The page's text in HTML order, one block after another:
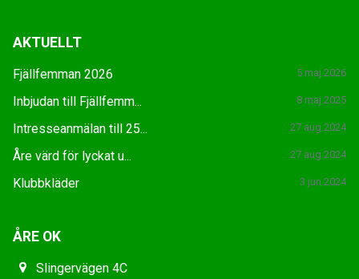
AKTUELLT
Fjällfemman 2026 5 maj 2026
Inbjudan till Fjällfemm... 8 maj 2025
Intresseanmälan till 25... 27 aug 2024
Åre värd för lyckat u... 27 aug 2024
Klubbkläder 3 jun 2024
ÅRE OK
Slingervägen 4C